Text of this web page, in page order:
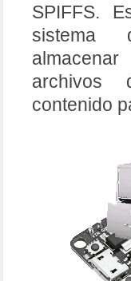
SPIFFS.
sistema
archivos
contenido